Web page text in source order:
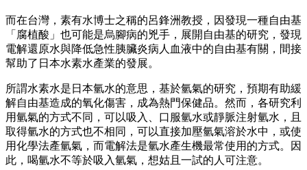
而在台灣，素有水博士之稱的呂鋒洲教授，因發現一種自由基
「腐植酸」也可能是烏腳病的兇手，展開自由基的研究，發現
電解還原水與降低急性胰臟炎病人血液中的自由基有關，間接
幫助了日本水素水產業的發展。
所謂水素水是日本氫水的意思，基於氫氣的研究，預期有助緩
解自由基造成的氧化傷害，成為熱門保健品。然而，各研究利
用氫氣的方式不同，可以吸入、口服氫水或靜脈注射氫水，且
取得氫水的方式也不相同，可以直接加壓氫氣溶於水中，或使
用化學法產氫氣，而電解法是氫水產生機最常使用的方式。因
此，喝氫水不等於吸入氫氣，想姑且一試的人可注意。